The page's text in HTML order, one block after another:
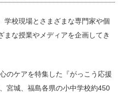
学校現場とさまざまな専門家や個
まな授業やメディアを企画してき
のケアを特集した『がっこう応援
宮城、福島各県の小中学校約450